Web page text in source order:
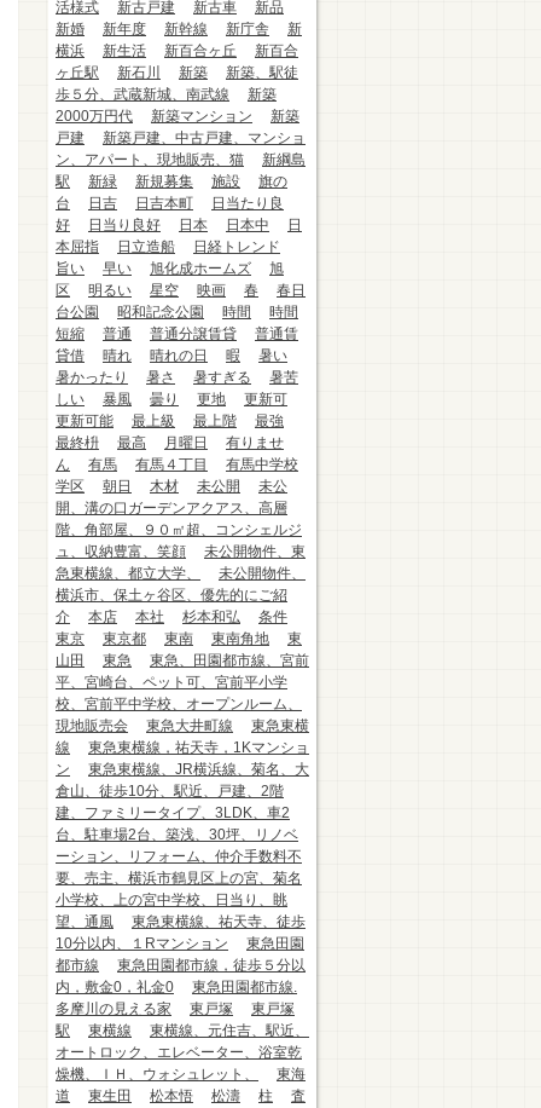
活様式
新古戸建 新古車
新品
新婚
新年度 新幹線 新庁舎
新
横浜
新生活 新百合ヶ丘
新百合
ヶ丘駅
新石川 新築
新築、駅徒
歩５分、武蔵新城、南武線
新築
2000万円代
新築マンション
新築
戸建
新築戸建、中古戸建、マンショ
ン、アパート、現地販売、猫
新綱島
駅
新緑 新規募集 施設
旗の
台
日吉 日吉本町
日当たり良
好
日当り良好 日本 日本中
日
本屈指
日立造船
日経トレンド
旨い
早い 旭化成ホームズ
旭
区
明るい 星空 映画 春
春日
台公園
昭和記念公園 時間
時間
短縮
普通 普通分譲賃貸
普通賃
貸借
晴れ 晴れの日 暇
暑い
暑かったり
暑さ 暑すぎる
暑苦
しい
暴風 曇り 更地
更新可
更新可能
最上級 最上階
最強
最終枡
最高 月曜日
有りませ
ん
有馬 有馬４丁目
有馬中学校
学区
朝日 木材 未公開
未公
開、溝の口ガーデンアクアス、高層
階、角部屋、９０㎡超、コンシェルジ
ュ、収納豊富、笑顔
未公開物件、東
急東横線、都立大学、
未公開物件、
横浜市、保土ヶ谷区、優先的にご紹
介
本店 本社 杉本和弘
条件
東京
東京都 東南 東南角地
東
山田
東急
東急、田園都市線、宮前
平、宮崎台、ペット可、宮前平小学
校、宮前平中学校、オープンルーム、
現地販売会
東急大井町線
東急東横
線
東急東横線，祐天寺，1Kマンショ
ン
東急東横線、JR横浜線、菊名、大
倉山、徒歩10分、駅近、戸建、2階
建、ファミリータイプ、3LDK、車2
台、駐車場2台、築浅、30坪、リノベ
ーション、リフォーム、仲介手数料不
要、売主、横浜市鶴見区上の宮、菊名
小学校、上の宮中学校、日当り、眺
望、通風
東急東横線、祐天寺、徒歩
10分以内、１Rマンション
東急田園
都市線
東急田園都市線，徒歩５分以
内，敷金0，礼金0
東急田園都市線.
多摩川の見える家
東戸塚
東戸塚
駅
東横線
東横線、元住吉、駅近、
オートロック、エレベーター、浴室乾
燥機、ＩＨ、ウォシュレット、
東海
道
東生田 松本悟 松濤 柱
査